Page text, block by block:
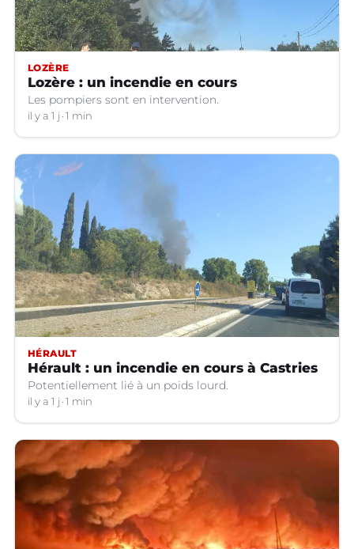
LOZÈRE
Lozère : un incendie en cours
Les pompiers sont en intervention.
il y a 1 j 1 min
HÉRAULT
Hérault : un incendie en cours à Castries
Potentiellement lié à un poids lourd.
il y a 1 j 1 min